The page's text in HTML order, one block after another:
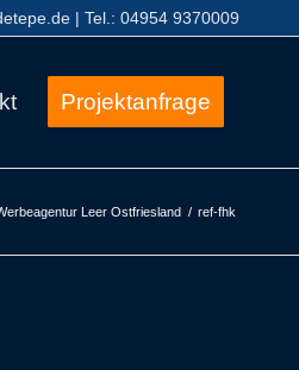
| Tel.: 04954 9370009
Projektanfrage
Leer Ostfriesland / ref-fhk